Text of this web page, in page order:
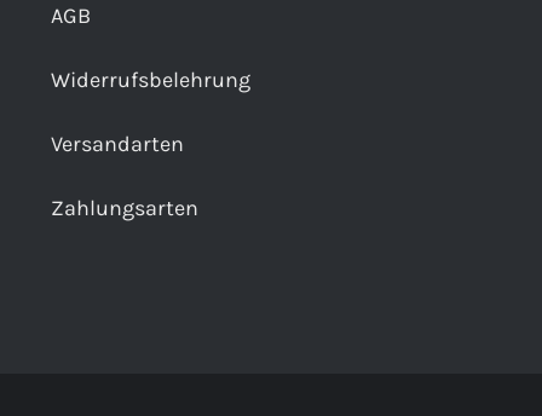
AGB
Widerrufsbelehrung
Versandarten
Zahlungsarten